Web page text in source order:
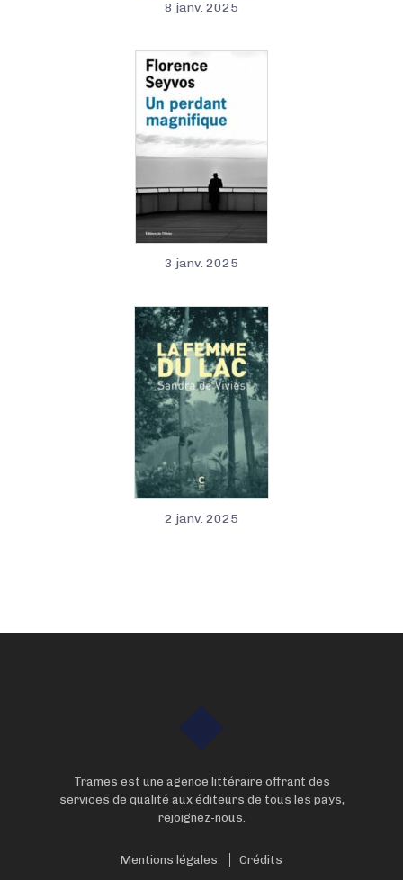
8 janv. 2025
3 janv. 2025
2 janv. 2025
Trames est une agence littéraire offrant des
services de qualité aux éditeurs de tous les pays,
rejoignez-nous.
Mentions légales Crédits